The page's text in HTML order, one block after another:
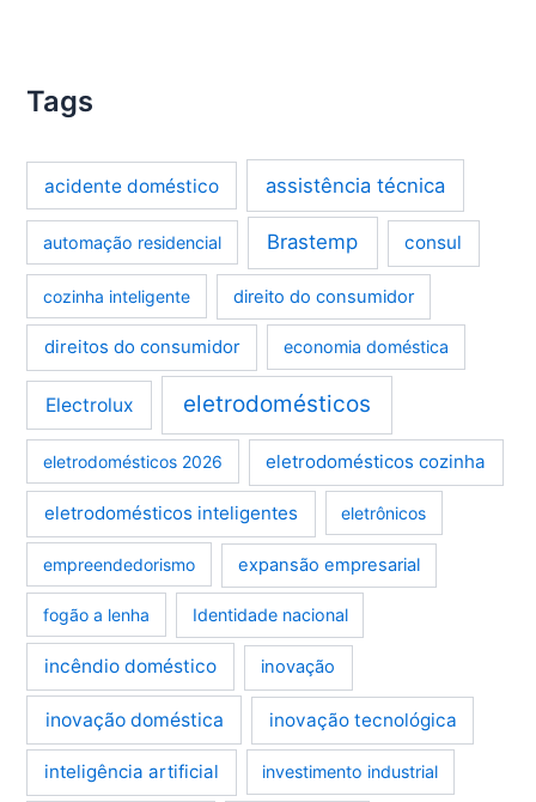
Tags
acidente doméstico assistência técnica
automação residencial Brastemp consul
cozinha inteligente direito do consumidor
direitos do consumidor economia doméstica
Electrolux eletrodomésticos
eletrodomésticos 2026 eletrodomésticos cozinha
eletrodomésticos inteligentes eletrônicos
empreendedorismo expansão empresarial
fogão a lenha Identidade nacional
incêndio doméstico inovação
inovação doméstica inovação tecnológica
inteligência artificial investimento industrial